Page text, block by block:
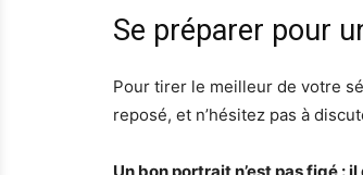
Se préparer pour
Pour tirer le meilleur de votre
reposé, et n’hésitez pas à